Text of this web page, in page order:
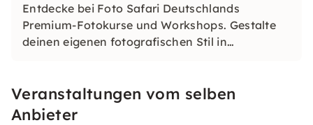
Entdecke bei Foto Safari Deutschlands
Premium-Fotokurse und Workshops. Gestalte
deinen eigenen fotografischen Stil in
Welt der Fotografie.
Veranstaltungen vom selben
Anbieter